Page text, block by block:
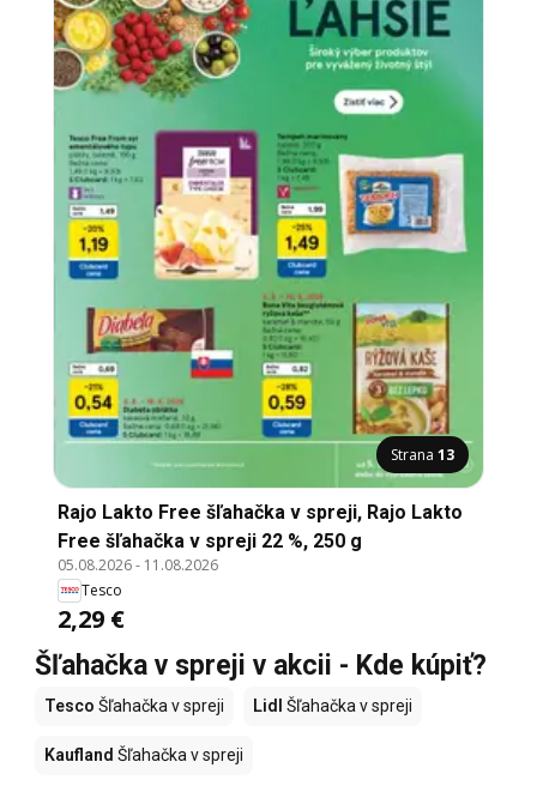
Strana 13
Rajo Lakto Free šľahačka v spreji, Rajo Lakto
Free šľahačka v spreji 22 %, 250 g
05.08.2026- 11.08.2026
Tesco
2,29 €
Šľahačka v spreji v akcii - Kde kúpiť?
Tesco Šľahačka v spreji Lidl Šľahačka v spreji
Kaufland Šľahačka v spreji